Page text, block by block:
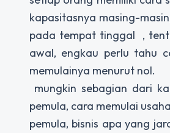
kapasitasnya masing-
pada tempat tinggal ,
awal, engkau perlu tahu
memulainya menurut nol.
mungkin sebagian dari
pemula, cara memulai
pemula, bisnis apa yang